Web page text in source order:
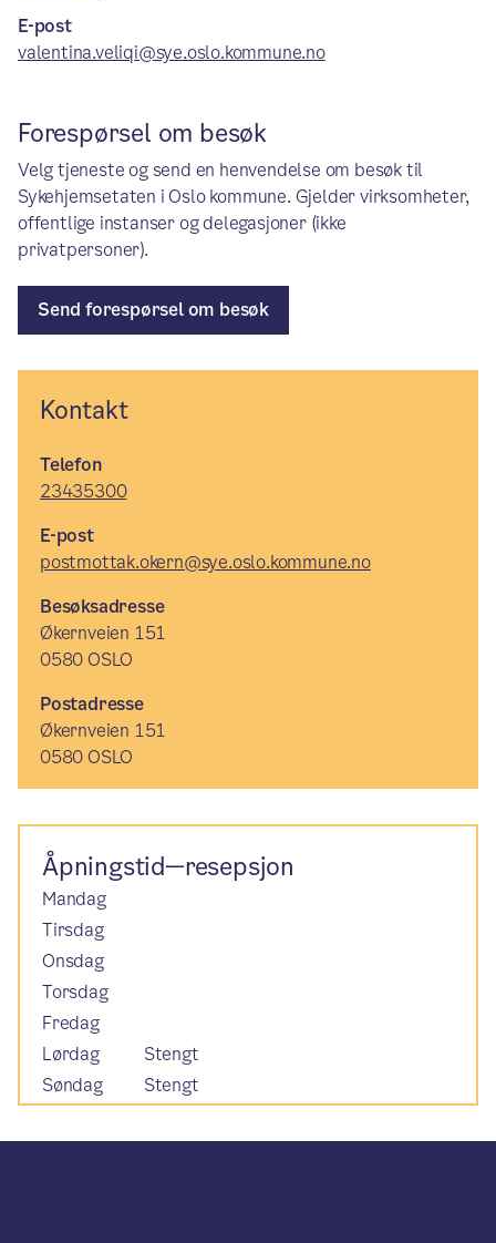
E-post
valentina.veliqi@sye.oslo.kommune.no
Forespørsel om besøk
Velg tjeneste og send en henvendelse om besøk til
Sykehjemsetaten i Oslo kommune. Gjelder virksomheter,
offentlige instanser og delegasjoner (ikke
privatpersoner).
Send forespørsel om besøk
Kontakt
Telefon
23435300
E-post
postmottak.okern@sye.oslo.kommune.no
Besøksadresse
Økernveien 151
0580 OSLO
Postadresse
Økernveien 151
0580 OSLO
Åpningstid—resepsjon
Mandag
Tirsdag
Onsdag
Torsdag
Fredag
Lørdag
Stengt
Søndag
Stengt